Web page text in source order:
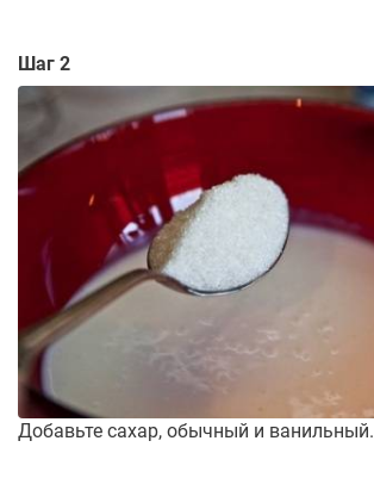
Шаг 2
Добавьте сахар, обычный и ванильный.